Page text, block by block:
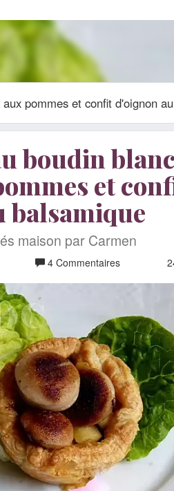
pommes et confit d'oignon
boudin blanc
et
balsamique
maison par Carmen
4 Commentaires